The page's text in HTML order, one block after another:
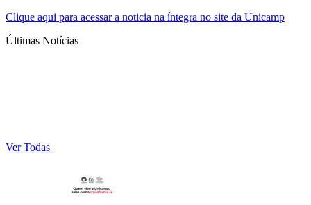
Clique aqui para acessar a noticia na íntegra no site da Unicamp
Últimas Notícias
Ver Todas